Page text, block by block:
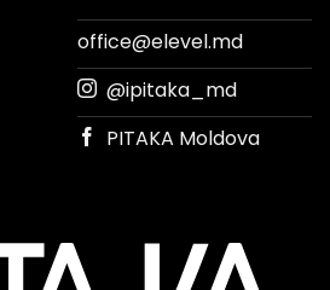
office@elevel.md
@ipitaka_md
PITAKA Moldova